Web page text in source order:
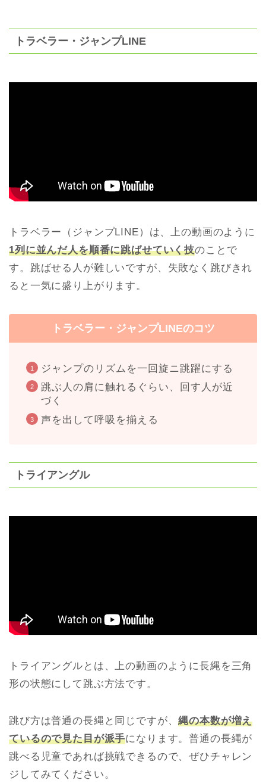
トラベラー・ジャンプLINE
トラベラー（ジャンプLINE）は、上の動画のように
1列に並んだ人を順番に跳ばせていく技のことで
す。跳ばせる人が難しいですが、失敗なく跳びきれ
ると一気に盛り上がります。
トラベラー・ジャンプLINEのコツ
ジャンプのリズムを一回旋ニ跳躍にする
跳ぶ人の肩に触れるぐらい、回す人が近
づく
声を出して呼吸を揃える
トライアングル
トライアングルとは、上の動画のように長縄を三角
形の状態にして跳ぶ方法です。
跳び方は普通の長縄と同じですが、縄の本数が増え
ているので見た目が派手になります。普通の長縄が
跳べる児童であれば挑戦できるので、ぜひチャレン
ジしてみてください。